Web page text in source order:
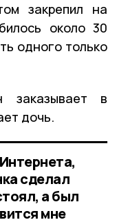
закрепил на
около 30
одного только
заказывает в
дочь.
сделал
а был
мне